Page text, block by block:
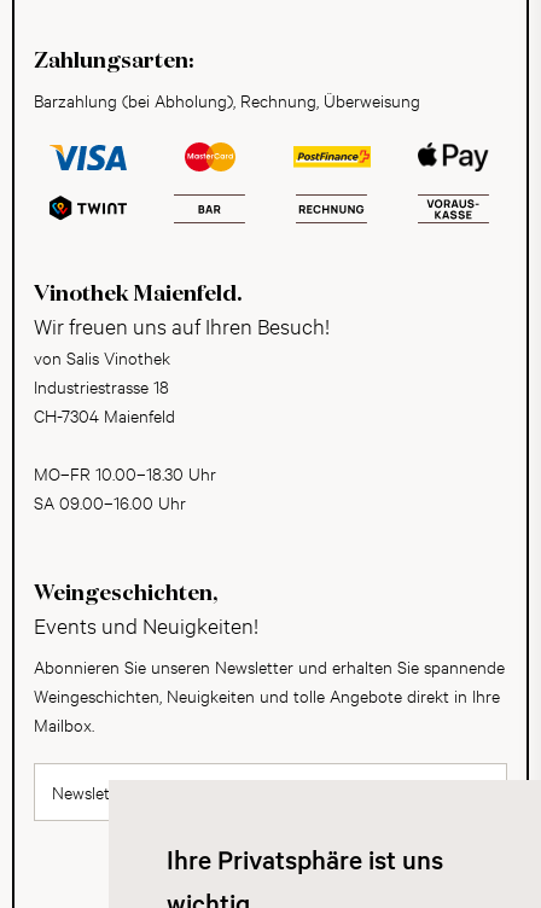
Ihre Privatsphäre ist uns
Zahlungsarten:
Barzahlung (bei Abholung), Rechnung, Überweisung
Vinothek Maienfeld.
Wir freuen uns auf Ihren Besuch!
von Salis Vinothek
Industriestrasse 18
CH-7304 Maienfeld
MO–FR 10.00–18.30 Uhr
SA 09.00–16.00 Uhr
Weingeschichten,
Events und Neuigkeiten!
Abonnieren Sie unseren Newsletter und erhalten Sie spannende
Weingeschichten, Neuigkeiten und tolle Angebote direkt in Ihre
Mailbox.
Newsletter abonnieren